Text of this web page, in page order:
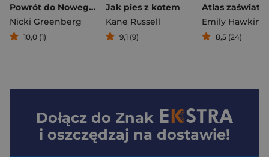
Powrót do Nowego Jorku. Detektywka w Podróży. 2
Nicki Greenberg
10,0 (1)
Jak pies z kotem
Kane Russell
9,1 (9)
Atlas
Emily Hawkins
8,5 (24)
Dołącz do Znak
i oszczędzaj na dostawie!